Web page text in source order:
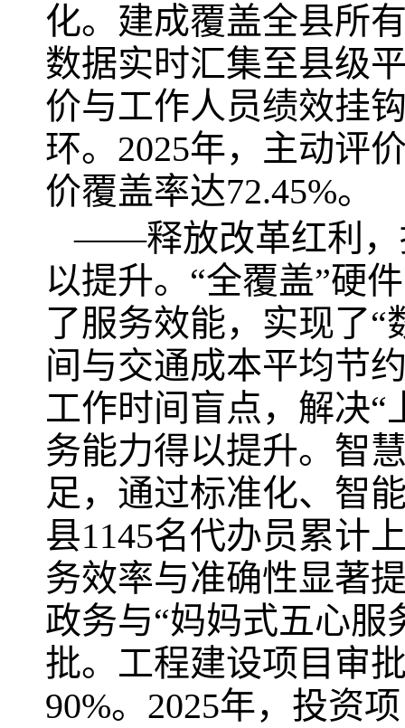
化。建成覆盖全县所
数据实时汇集至县级
价与工作人员绩效挂
环。2025年，主动评
价覆盖率达72.45%。
——释放改革红利，
以提升。“全覆盖”硬
了服务效能，实现了
间与交通成本平均节
工作时间盲点，解决
务能力得以提升。智
足，通过标准化、智
县1145名代办员累计
务效率与准确性显著
政务与“妈妈式五心服
批。工程建设项目审
90%。2025年，投资